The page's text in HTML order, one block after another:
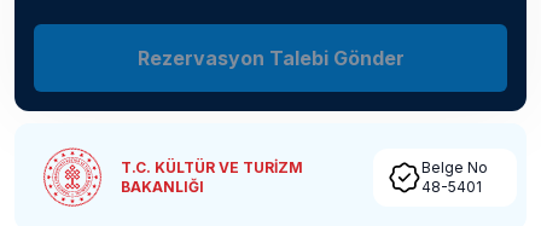
Rezervasyon Talebi Gönder
T.C. KÜLTÜR VE TURİZM
BAKANLIĞI
Belge No
48-5401